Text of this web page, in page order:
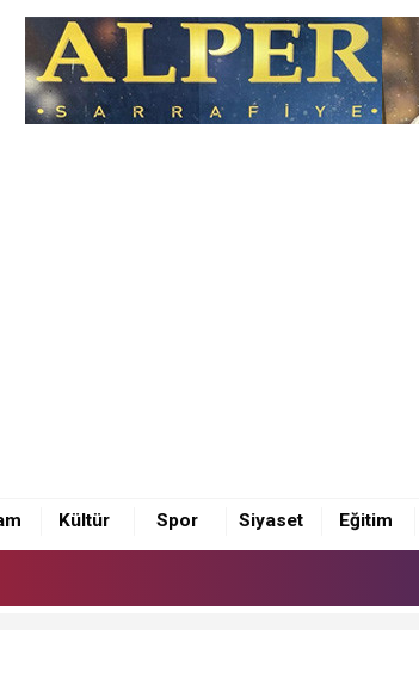
Kültür Spor Siyaset Eğitim